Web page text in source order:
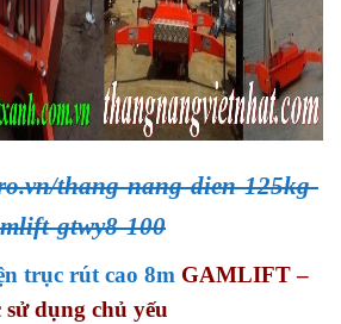
thang-nang-dien-125kg-
gtwy8-100
trục rút cao 8m GAMLIFT –
sử dụng chủ yếu